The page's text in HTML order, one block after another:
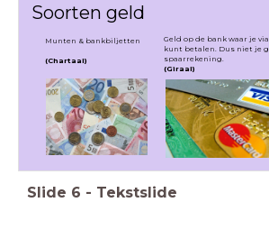
Soorten geld
Geld op de bank waar je
kunt betalen. Dus niet je
spaarrekening.
(Giraal)
Munten & bankbiljetten
(Chartaal)
Slide 6 - Tekstslide